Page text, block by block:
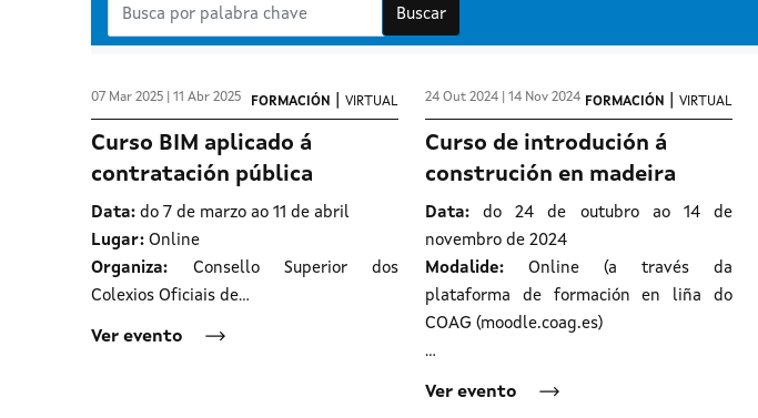
Buscar
07 Mar 2025 | 11 Abr 2025 FORMACIÓN |VIRTUAL
Curso BIM aplicado á
contratación pública
Data: do 7 de marzo ao 11 de abril
Lugar: Online
Organiza: Consello Superior dos
Colexios Oficiais de…
Ver evento
24 Out 2024 | 14 Nov 2024 FORMACIÓN VIRTUAL
Curso de introdución á
construción en madeira
Data: do 24 de outubro ao 14 de
novembro de 2024
Modalide: Online (a través da
plataforma de formación en liña do
COAG (moodle.coag.es)
…
Ver evento